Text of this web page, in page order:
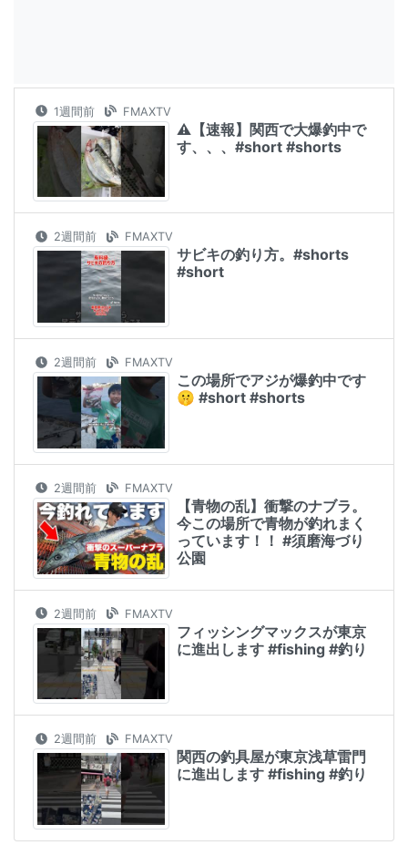
1週間前 FMAXTV
⚠️【速報】関西で大爆釣中で
す、、、#short #shorts
2週間前 FMAXTV
サビキの釣り方。#shorts
#short
2週間前 FMAXTV
この場所でアジが爆釣中です
🤫 #short #shorts
2週間前 FMAXTV
【青物の乱】衝撃のナブラ。
今この場所で青物が釣れまく
っています！！ #須磨海づり
公園
2週間前 FMAXTV
フィッシングマックスが東京
に進出します #fishing #釣り
2週間前 FMAXTV
関西の釣具屋が東京浅草雷門
に進出します #fishing #釣り